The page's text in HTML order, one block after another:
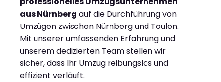
aus Nürnberg auf die Durchführung von
Umzügen zwischen Nürnberg und Toulon.
Mit unserer umfassenden Erfahrung und
unserem dedizierten Team stellen wir
sicher, dass Ihr Umzug reibungslos und
effizient verläuft.